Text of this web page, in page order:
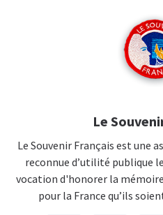
Le
Le Souvenir Français est une
reconnue d’utilité publique
vocation d'honorer la
pour la France qu’ils